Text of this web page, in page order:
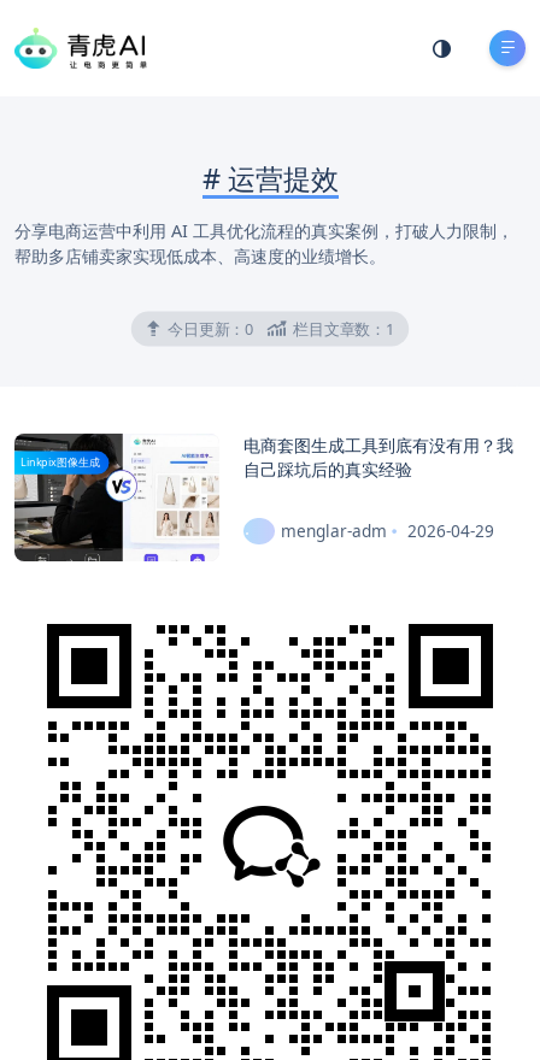
#运营提效
分享电商运营中利用 AI 工具优化流程的真实案例，打破人力限制，
帮助多店铺卖家实现低成本、高速度的业绩增长。
今日更新：0 栏目文章数： 1
Linkpix图像生成
电商套图生成工具到底有没有用？我
自己踩坑后的真实经验
menglar-adm 2026-04-29